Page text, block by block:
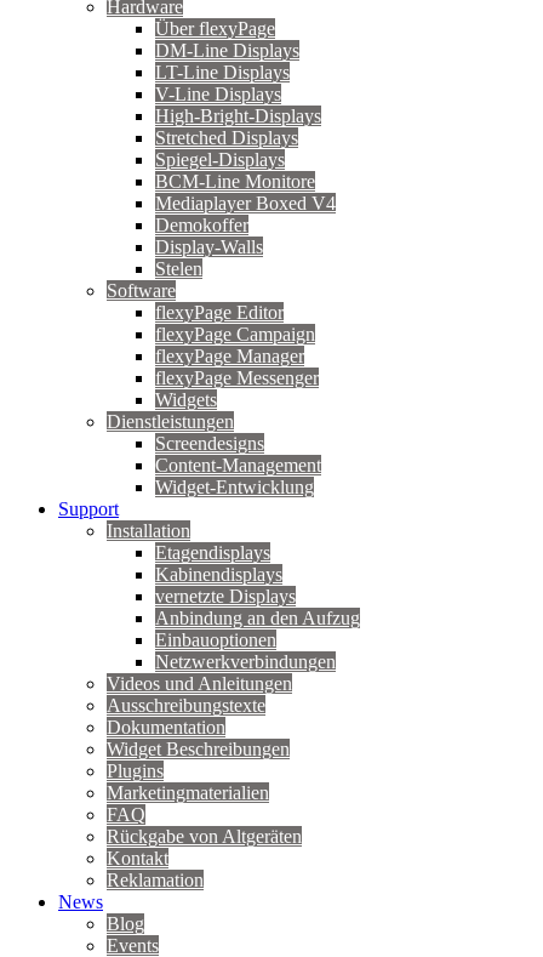
Hardware
Über flexyPage
DM-Line Displays
LT-Line Displays
V-Line Displays
High-Bright-Displays
Stretched Displays
Spiegel-Displays
BCM-Line Monitore
Mediaplayer Boxed V4
Demokoffer
Display-Walls
Stelen
Software
flexyPage Editor
flexyPage Campaign
flexyPage Manager
flexyPage Messenger
Widgets
Dienstleistungen
Screendesigns
Content-Management
Widget-Entwicklung
Support
Installation
Etagendisplays
Kabinendisplays
vernetzte Displays
Anbindung an den Aufzug
Einbauoptionen
Netzwerkverbindungen
Videos und Anleitungen
Ausschreibungstexte
Dokumentation
Widget Beschreibungen
Plugins
Marketingmaterialien
FAQ
Rückgabe von Altgeräten
Kontakt
Reklamation
News
Blog
Events